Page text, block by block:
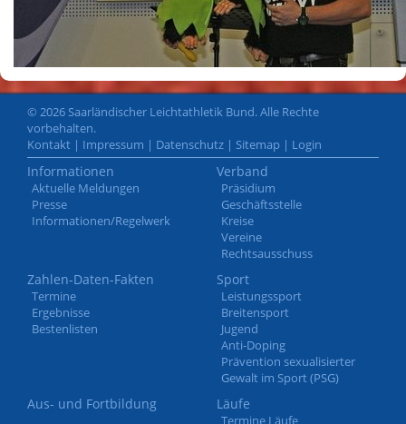
© 2026 Saarländischer Leichtathletik Bund. Alle Rechte
vorbehalten.
Kontakt | Impressum | Datenschutz | Sitemap | Login
Informationen
Aktuelle Meldungen
Presse
Informationen/Regelwerk
Verband
Präsidium
Geschäftsstelle
Kreise
Vereine
Rechtsausschuss
Zahlen-Daten-Fakten
Termine
Ergebnisse
Bestenlisten
Sport
Leistungssport
Breitensport
Jugend
Anti-Doping
Prävention sexualisierter
Gewalt im Sport (PSG)
Aus- und Fortbildung Läufe
Termine Läufe